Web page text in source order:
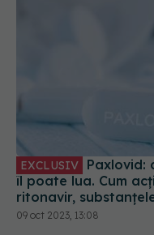
îl poate lua. Cum
ritonavir,
semnat contractul.
recomandarea
09 oct 2023, 13:08